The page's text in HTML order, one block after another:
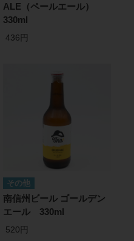
ALE（ペールエール）
330ml
436円
その他
南信州ビール ゴールデン
エール 330ml
520円